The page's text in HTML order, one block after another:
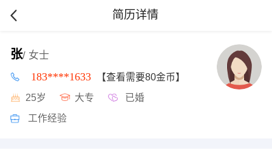
简历详情
张/ 女士
183****1633 【查看需要80金币】
25岁 大专 已婚
工作经验